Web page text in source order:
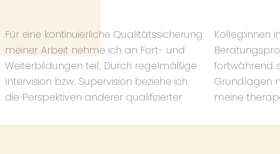
Für eine kontinuierliche Qualitätssicherung
meiner Arbeit nehme ich an Fort- und
Weiterbildungen teil. Durch regelmäßige
Intervision bzw. Supervision beziehe ich
die Perspektiven anderer qualifizierter
Kolleg:innen in meine laufenden
Beratungsprozesse ein. So reflektiere ich
fortwährend sowohl die theoretischen
Grundlagen meiner Arbeit als auch
meine